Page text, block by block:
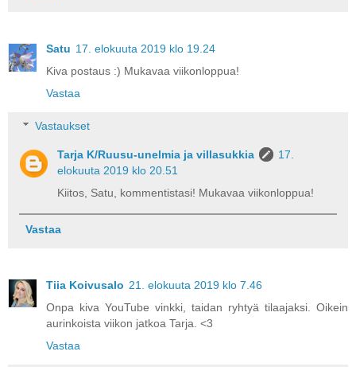
Satu 17. elokuuta 2019 klo 19.24
Kiva postaus :) Mukavaa viikonloppua!
Vastaa
Vastaukset
Tarja K/Ruusu-unelmia ja villasukkia
17.
elokuuta 2019 klo 20.51
Kiitos, Satu, kommentistasi! Mukavaa viikonloppua!
Vastaa
Tiia Koivusalo 21. elokuuta 2019 klo 7.46
Onpa kiva YouTube vinkki, taidan ryhtyä tilaajaksi. Oikein
aurinkoista viikon jatkoa Tarja. <3
Vastaa